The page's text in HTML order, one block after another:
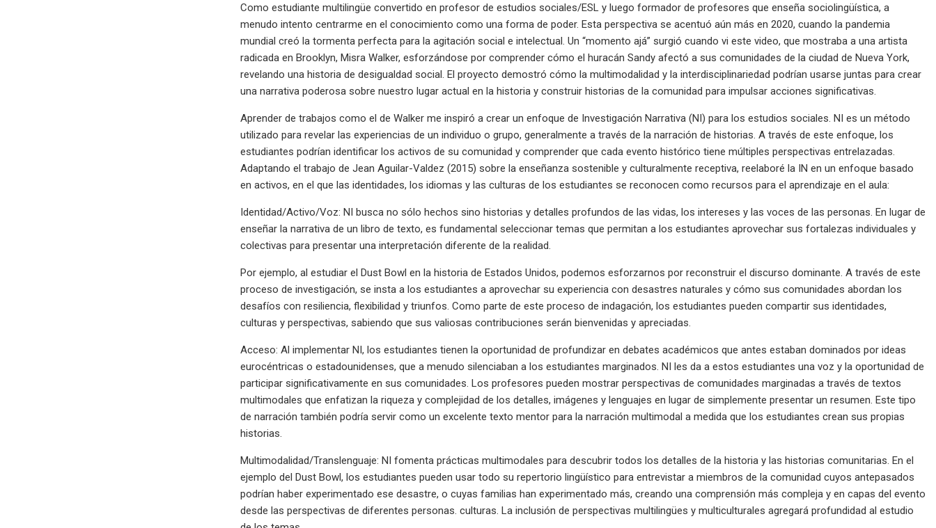
Como estudiante multilingüe convertido en profesor de estudios sociales/ESL y luego formador de profesores que enseña sociolingüística, a
menudo intento centrarme en el conocimiento como una forma de poder. Esta perspectiva se acentuó aún más en 2020, cuando la pandemia
mundial creó la tormenta perfecta para la agitación social e intelectual. Un “momento ajá” surgió cuando vi este video, que mostraba a una artista
radicada en Brooklyn, Misra Walker, esforzándose por comprender cómo el huracán Sandy afectó a sus comunidades de la ciudad de Nueva York,
revelando una historia de desigualdad social. El proyecto demostró cómo la multimodalidad y la interdisciplinariedad podrían usarse juntas para crear
una narrativa poderosa sobre nuestro lugar actual en la historia y construir historias de la comunidad para impulsar acciones significativas.
Aprender de trabajos como el de Walker me inspiró a crear un enfoque de Investigación Narrativa (NI) para los estudios sociales. NI es un método
utilizado para revelar las experiencias de un individuo o grupo, generalmente a través de la narración de historias. A través de este enfoque, los
estudiantes podrían identificar los activos de su comunidad y comprender que cada evento histórico tiene múltiples perspectivas entrelazadas.
Adaptando el trabajo de Jean Aguilar-Valdez (2015) sobre la enseñanza sostenible y culturalmente receptiva, reelaboré la IN en un enfoque basado
en activos, en el que las identidades, los idiomas y las culturas de los estudiantes se reconocen como recursos para el aprendizaje en el aula:
Identidad/Activo/Voz: NI busca no sólo hechos sino historias y detalles profundos de las vidas, los intereses y las voces de las personas. En lugar de
enseñar la narrativa de un libro de texto, es fundamental seleccionar temas que permitan a los estudiantes aprovechar sus fortalezas individuales y
colectivas para presentar una interpretación diferente de la realidad.
Por ejemplo, al estudiar el Dust Bowl en la historia de Estados Unidos, podemos esforzarnos por reconstruir el discurso dominante. A través de este
proceso de investigación, se insta a los estudiantes a aprovechar su experiencia con desastres naturales y cómo sus comunidades abordan los
desafíos con resiliencia, flexibilidad y triunfos. Como parte de este proceso de indagación, los estudiantes pueden compartir sus identidades,
culturas y perspectivas, sabiendo que sus valiosas contribuciones serán bienvenidas y apreciadas.
Acceso: Al implementar NI, los estudiantes tienen la oportunidad de profundizar en debates académicos que antes estaban dominados por ideas
eurocéntricas o estadounidenses, que a menudo silenciaban a los estudiantes marginados. NI les da a estos estudiantes una voz y la oportunidad de
participar significativamente en sus comunidades. Los profesores pueden mostrar perspectivas de comunidades marginadas a través de textos
multimodales que enfatizan la riqueza y complejidad de los detalles, imágenes y lenguajes en lugar de simplemente presentar un resumen. Este tipo
de narración también podría servir como un excelente texto mentor para la narración multimodal a medida que los estudiantes crean sus propias
historias.
Multimodalidad/Translenguaje: NI fomenta prácticas multimodales para descubrir todos los detalles de la historia y las historias comunitarias. En el
ejemplo del Dust Bowl, los estudiantes pueden usar todo su repertorio lingüístico para entrevistar a miembros de la comunidad cuyos antepasados ​​
podrían haber experimentado ese desastre, o cuyas familias han experimentado más, creando una comprensión más compleja y en capas del evento
desde las perspectivas de diferentes personas. culturas. La inclusión de perspectivas multilingües y multiculturales agregará profundidad al estudio